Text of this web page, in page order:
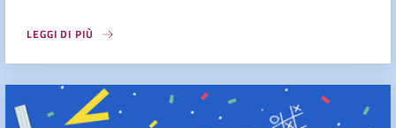
LEGGI DI PIÙ